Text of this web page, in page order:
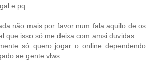
e pq
não mais por favor num fala aquilo de os
que isso só me deixa com amsi duvidas
só quero jogar o online dependendo
ae gente vlws